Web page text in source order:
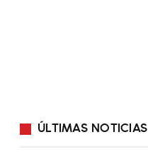
ÚLTIMAS NOTICIAS